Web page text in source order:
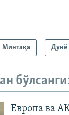
Минтақа Дунë
Европа ва